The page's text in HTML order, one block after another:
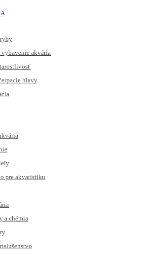
vybavenie akvária
hlavy
pre akvaristiku
a chémia